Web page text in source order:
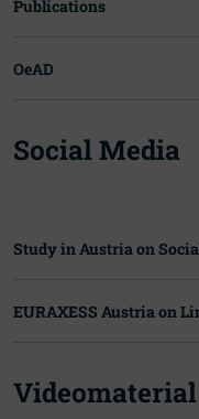
Publications
OeAD
Social Media
Study in Austria on
EURAXESS Austria on
Videomaterial